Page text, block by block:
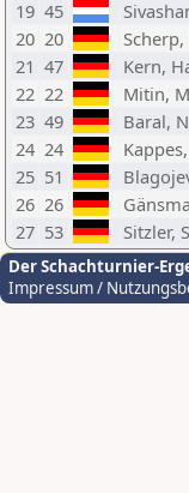
19 45
20 20
21 47 Kern,
22 22 Mitin,
23 49 Baral,
24 24
25 51
26 26
27 53 Sitzler,
Der Schachturnier-
Impressum /